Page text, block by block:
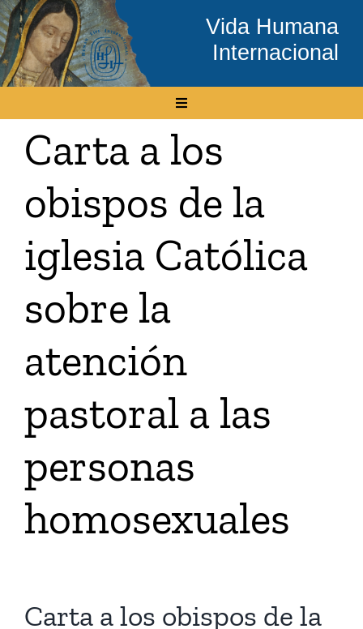
Skip
to
content
Vida Humana
Internacional
Toggle
Inicio
Conócenos
Temas
Boletín Electrónico
Media
Tienda Virtual
Buscar
Cómo Donar
Carta a los
obispos de la
iglesia Católica
sobre la
atención
pastoral a las
personas
homosexuales
Carta a los obispos de la